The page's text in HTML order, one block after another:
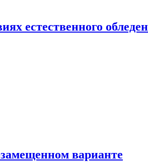
естественного
варианте